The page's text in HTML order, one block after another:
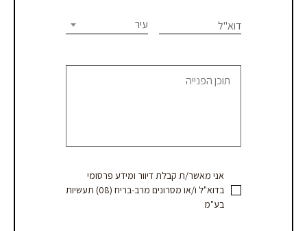
או
הצעת
דוא"ל עיר
אני מאשר/ת קבלת דיוור ומידע פרסומי
בדוא"ל ו/או מסרונים מרב-בריח (08) תעשיות
בע"מ
this
field